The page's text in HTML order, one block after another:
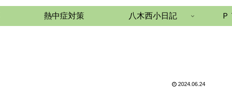
熱中症対策 八木西小日記
2024.06.24